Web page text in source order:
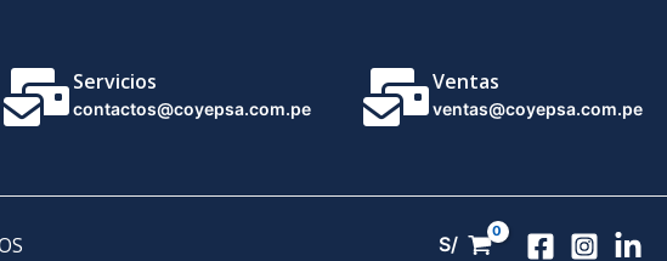
Servicios
contactos@coyepsa.com.pe
Ventas
ventas@coyepsa.com.pe
S/